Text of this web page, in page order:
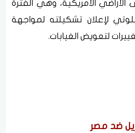
الأمريكية، وهي الفترة
لإعلان تشكيلته لمواجهة
لتعويض الغيابات.
ضد مصر